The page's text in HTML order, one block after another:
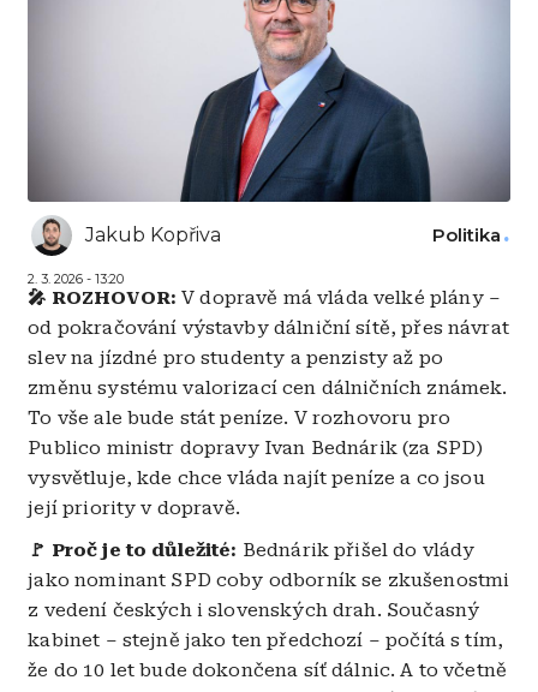
Jakub Kopřiva
2. 3. 2026 - 13:20
Politika
🎤 ROZHOVOR: V dopravě má vláda velké plány –
od pokračování výstavby dálniční sítě, přes návrat
slev na jízdné pro studenty a penzisty až po
změnu systému valorizací cen dálničních známek.
To vše ale bude stát peníze. V rozhovoru pro
Publico ministr dopravy Ivan Bednárik (za SPD)
vysvětluje, kde chce vláda najít peníze a co jsou
její priority v dopravě.
🚩 Proč je to důležité: Bednárik přišel do vlády
jako nominant SPD coby odborník se zkušenostmi
z vedení českých i slovenských drah. Současný
kabinet – stejně jako ten předchozí – počítá s tím,
že do 10 let bude dokončena síť dálnic. A to včetně